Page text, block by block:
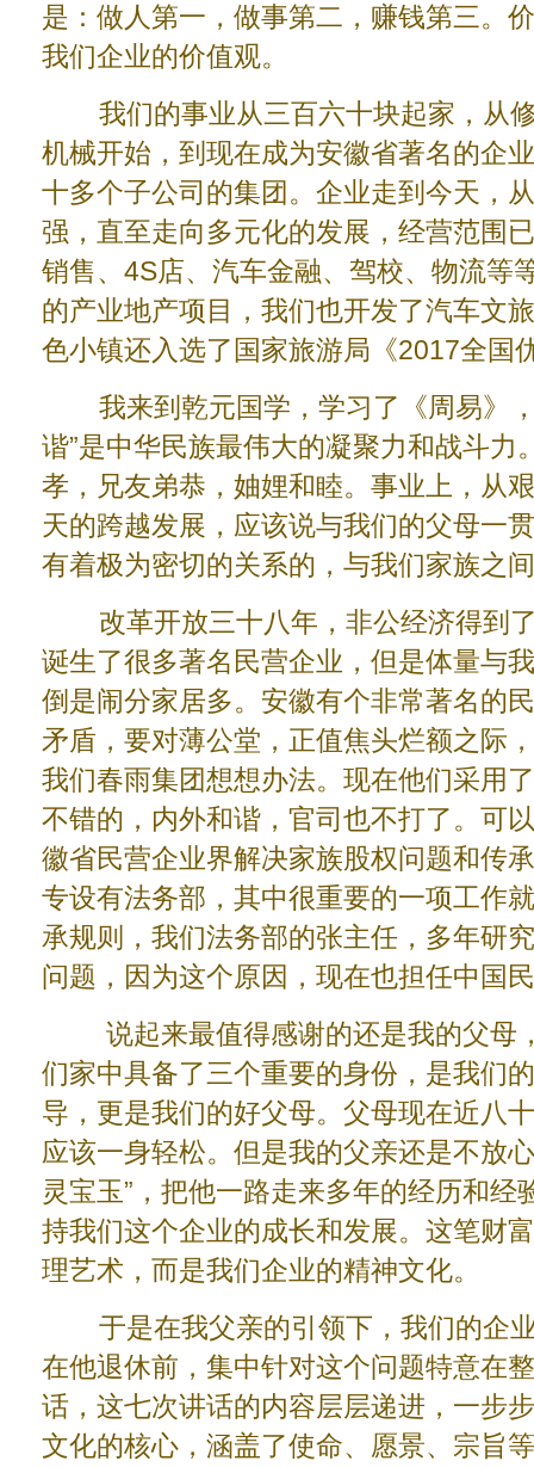
是：做人第一，做事第二，赚钱第三。
我们企业的价值观。
我们的事业从三百六十块起家，从修
机械开始，到现在成为安徽省著名的企
十多个子公司的集团。企业走到今天，
强，直至走向多元化的发展，经营范围
销售、4S店、汽车金融、驾校、物流等
的产业地产项目，我们也开发了汽车文
色小镇还入选了国家旅游局《2017全国
我来到乾元国学，学习了《周易》，
谐”是中华民族最伟大的凝聚力和战斗力
孝，兄友弟恭，妯娌和睦。事业上，从
天的跨越发展，应该说与我们的父母一
有着极为密切的关系的，与我们家族之
改革开放三十八年，非公经济得到了
诞生了很多著名民营企业，但是体量与
倒是闹分家居多。安徽有个非常著名的
矛盾，要对薄公堂，正值焦头烂额之际
我们春雨集团想想办法。现在他们采用
不错的，内外和谐，官司也不打了。可
徽省民营企业界解决家族股权问题和传
专设有法务部，其中很重要的一项工作
承规则，我们法务部的张主任，多年研
问题，因为这个原因，现在也担任中国
说起来最值得感谢的还是我的父母
们家中具备了三个重要的身份，是我们
导，更是我们的好父母。父母现在近八
应该一身轻松。但是我的父亲还是不放
灵宝玉”，把他一路走来多年的经历和
持我们这个企业的成长和发展。这笔财
理艺术，而是我们企业的精神文化。
于是在我父亲的引领下，我们的企业
在他退休前，集中针对这个问题特意在
话，这七次讲话的内容层层递进，一步
文化的核心，涵盖了使命、愿景、宗旨